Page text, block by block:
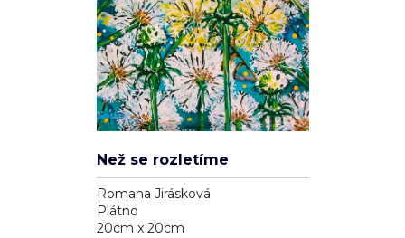
Než se rozletíme
Romana Jirásková
Plátno
20cm x 20cm